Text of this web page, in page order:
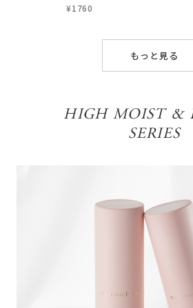
¥1760
もっと見る
HIGH MOIST &
SERIES